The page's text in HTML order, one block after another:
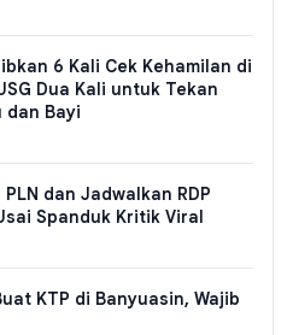
6 Kali Cek Kehamilan di
Dua Kali untuk Tekan
dan Bayi
dan Jadwalkan RDP
Spanduk Kritik Viral
KTP di Banyuasin, Wajib